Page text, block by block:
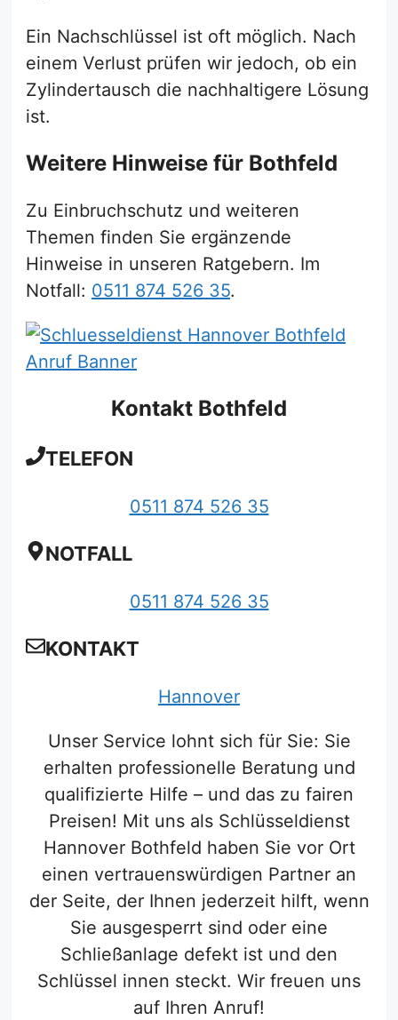
Ein Nachschlüssel ist oft möglich. Nach
einem Verlust prüfen wir jedoch, ob ein
Zylindertausch die nachhaltigere Lösung
ist.
Weitere Hinweise für Bothfeld
Zu Einbruchschutz und weiteren
Themen finden Sie ergänzende
Hinweise in unseren Ratgebern. Im
Notfall: 0511 874 526 35.
Kontakt Bothfeld
TELEFON
0511 874 526 35
NOTFALL
0511 874 526 35
KONTAKT
Hannover
Unser Service lohnt sich für Sie: Sie
erhalten professionelle Beratung und
qualifizierte Hilfe – und das zu fairen
Preisen! Mit uns als Schlüsseldienst
Hannover Bothfeld haben Sie vor Ort
einen vertrauenswürdigen Partner an
der Seite, der Ihnen jederzeit hilft, wenn
Sie ausgesperrt sind oder eine
Schließanlage defekt ist und den
Schlüssel innen steckt. Wir freuen uns
auf Ihren Anruf!